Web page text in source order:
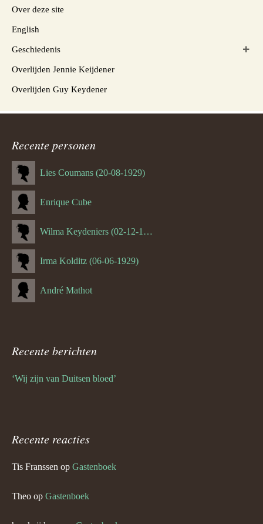
Over deze site
English
Geschiedenis
Overlijden Jennie Keijdener
Overlijden Guy Keydener
Recente personen
Lies Coumans (20-08-1929)
Enrique Cube
Wilma Keydeniers (02-12-1953)
Irma Kolditz (06-06-1929)
André Mathot
Recente berichten
‘Wij zijn van Duitsen bloed’
Recente reacties
Tis Franssen op Gastenboek
Theo op Gastenboek